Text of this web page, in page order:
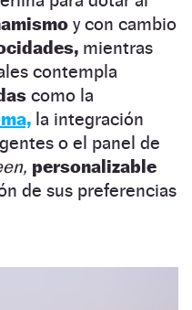
y con cambio
mientras
contempla
como la
la integración
o el panel de
personalizable
de sus preferencias